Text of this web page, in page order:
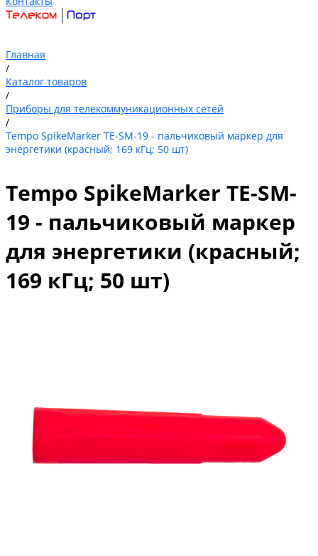
Главная
/
Каталог товаров
/
Приборы для телекоммуникационных сетей
/
Tempo SpikeMarker TE-SM-19 - пальчиковый маркер для
энергетики (красный; 169 кГц; 50 шт)
Tempo SpikeMarker TE-SM-
19 - пальчиковый маркер
для энергетики (красный;
169 кГц; 50 шт)